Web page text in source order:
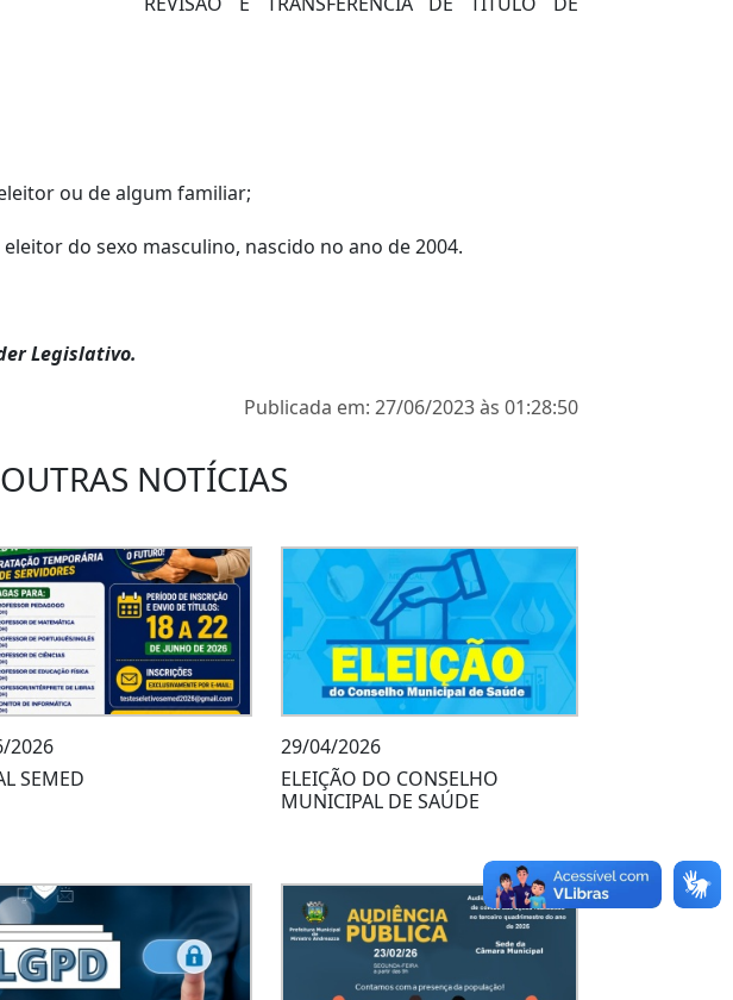
ou de algum familiar;
do sexo masculino, nascido no ano de 2004.
Legislativo.
Publicada em: 27/06/2023 às 01:28:50
NOTÍCIAS
2026
SEMED
29/04/2026
ELEIÇÃO DO CONSELHO
MUNICIPAL DE SAÚDE